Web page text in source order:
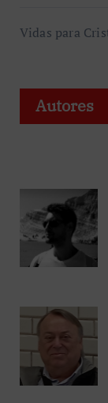
Vidas para
Autores